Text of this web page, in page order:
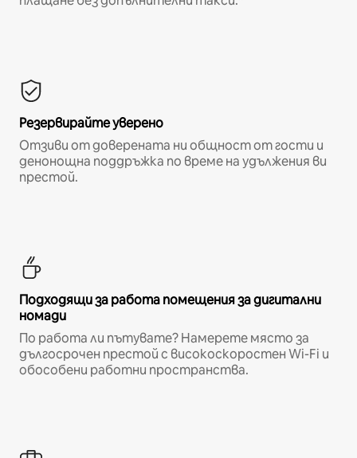
Резервирайте уверено
Отзиви от доверената ни общност от гости и
денонощна поддръжка по време на удължения ви
престой.
Подходящи за работа помещения за дигитални
номади
По работа ли пътувате? Намерете място за
дългосрочен престой с високоскоростен Wi-Fi и
обособени работни пространства.